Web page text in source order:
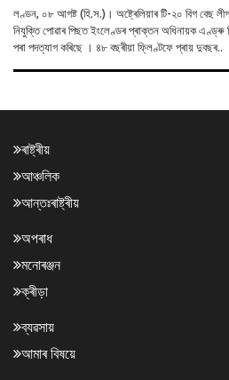
লণ্ডন, ০৮ আগষ্ট (হি.স.)। অষ্ট্ৰেলিয়াৰ টি-২০ বিগ বেছ লীগত ছিডনী থাণ্ডাৰৰ মুখ্য প্ৰশিক্ষক হিচাপে
নিযুক্তি পোৱাৰ পিছত ইংলেণ্ডৰ প্ৰাক্তন অধিনায়ক এণ্ড্ৰু
পৰা পদত্যাগ কৰিছে । ৪৮ বছৰীয়া ফ্লিণ্টফে প্ৰায় দুবছৰ..
ৰাষ্ট্ৰীয়
আঞ্চলিক
আন্তঃৰাষ্ট্ৰীয়
অপৰাধ
মনোৰঞ্জন
ক্ৰীড়া
ব্যৱসায়
আমাৰ বিষয়ে